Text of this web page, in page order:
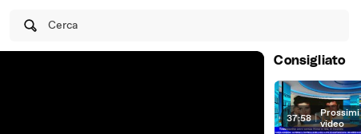
Cerca
Consigliato
37:58 | Prossimi
video